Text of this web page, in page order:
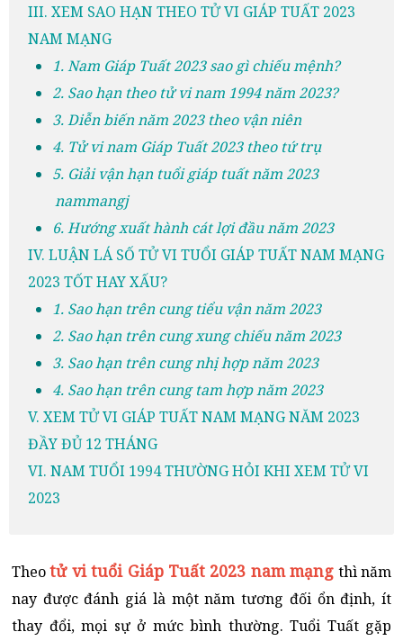
III. XEM SAO HẠN THEO TỬ VI GIÁP TUẤT 2023
NAM MẠNG
1. Nam Giáp Tuất 2023 sao gì chiếu mệnh?
2. Sao hạn theo tử vi nam 1994 năm 2023?
3. Diễn biến năm 2023 theo vận niên
4. Tử vi nam Giáp Tuất 2023 theo tứ trụ
5. Giải vận hạn tuổi giáp tuất năm 2023
nammangj
6. Hướng xuất hành cát lợi đầu năm 2023
IV. LUẬN LÁ SỐ TỬ VI TUỔI GIÁP TUẤT NAM MẠNG
2023 TỐT HAY XẤU?
1. Sao hạn trên cung tiểu vận năm 2023
2. Sao hạn trên cung xung chiếu năm 2023
3. Sao hạn trên cung nhị hợp năm 2023
4. Sao hạn trên cung tam hợp năm 2023
V. XEM TỬ VI GIÁP TUẤT NAM MẠNG NĂM 2023
ĐẦY ĐỦ 12 THÁNG
VI. NAM TUỔI 1994 THƯỜNG HỎI KHI XEM TỬ VI
2023
Theotử vi tuổi Giáp Tuất 2023 nam mạng thì năm
nay được đánh giá là một năm tương đối ổn định, ít
thay đổi, mọi sự ở mức bình thường. Tuổi Tuất gặp